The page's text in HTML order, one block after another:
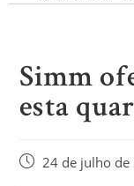
Simm
esta
24 de julho de